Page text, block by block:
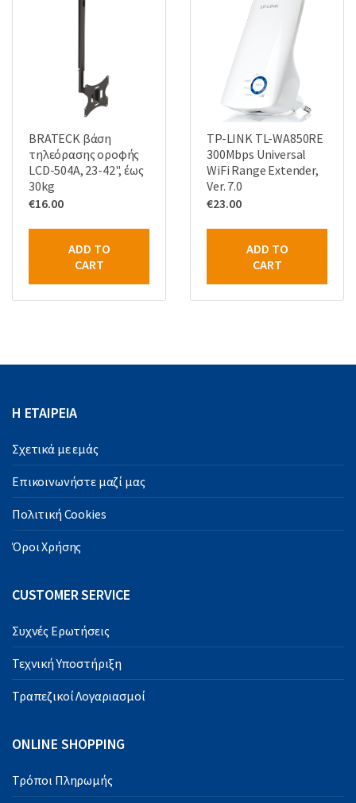
BRATECK βάση
τηλεόρασης οροφής
LCD-504A, 23-42", έως
30kg
€16.00
ADD TO
CART
TP-LINK TL-WA850RE
300Mbps Universal
WiFi Range Extender,
Ver. 7.0
€23.00
ADD TO
CART
Η ΕΤΑΙΡΕΙΑ
Σχετικά με εμάς
Επικοινωνήστε μαζί μας
Πολιτική Cookies
Όροι Χρήσης
CUSTOMER SERVICE
Συχνές Ερωτήσεις
Τεχνική Υποστήριξη
Τραπεζικοί Λογαριασμοί
ONLINE SHOPPING
Τρόποι Πληρωμής